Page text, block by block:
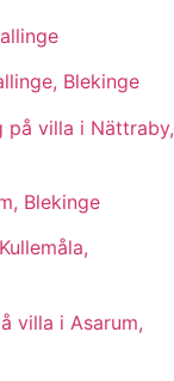
Blekinge
på villa i Nättraby,
Blekinge
villa i Asarum,